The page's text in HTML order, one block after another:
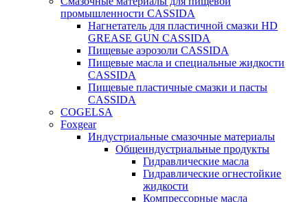
промышленности CASSIDA
Нагнетатель для пластичной смазки HD
GREASE GUN CASSIDA
Пищевые аэрозоли CASSIDA
Пищевые масла и специальные жидкости
CASSIDA
Пищевые пластичные смазки и пасты
CASSIDA
COGELSA
Foxgear
Индустриальные смазочные материалы
Общеиндустриальные продукты
Гидравлические масла
Гидравлические огнестойкие
жидкости
Компрессорные масла